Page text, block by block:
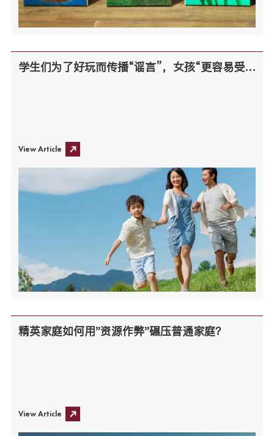
学生们为了好玩而传播“谣言”，女孩“更容易受到影响”？
View Article
精英家庭如何用"资源作弊"碾压普通家庭？
View Article